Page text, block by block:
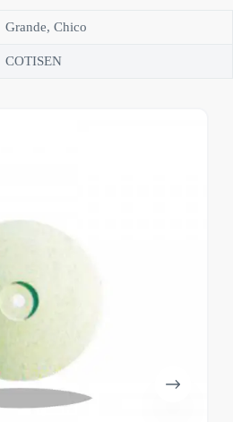
Grande, Chico
COTISEN